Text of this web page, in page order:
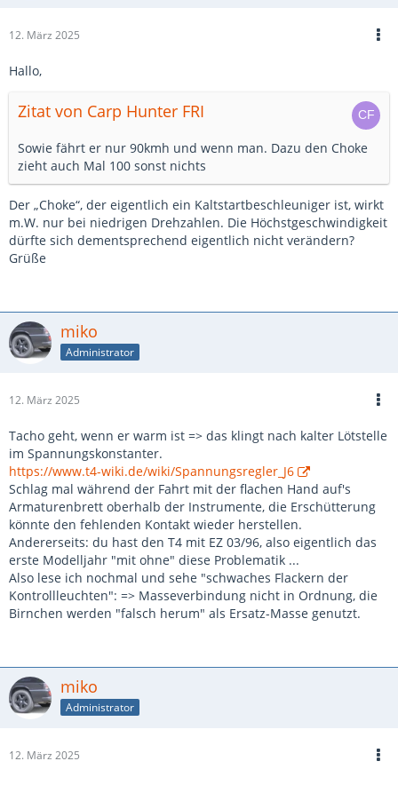
12. März 2025
Hallo,
Zitat von Carp Hunter FRI
Sowie fährt er nur 90kmh und wenn man. Dazu den Choke
zieht auch Mal 100 sonst nichts
Der „Choke“, der eigentlich ein Kaltstartbeschleuniger ist, wirkt
m.W. nur bei niedrigen Drehzahlen. Die Höchstgeschwindigkeit
dürfte sich dementsprechend eigentlich nicht verändern?
Grüße
miko
Administrator
12. März 2025
Tacho geht, wenn er warm ist => das klingt nach kalter Lötstelle
im Spannungskonstanter.
https://www.t4-wiki.de/wiki/Spannungsregler_J6
Schlag mal während der Fahrt mit der flachen Hand auf's
Armaturenbrett oberhalb der Instrumente, die Erschütterung
könnte den fehlenden Kontakt wieder herstellen.
Andererseits: du hast den T4 mit EZ 03/96, also eigentlich das
erste Modelljahr "mit ohne" diese Problematik ...
Also lese ich nochmal und sehe "schwaches Flackern der
Kontrollleuchten": => Masseverbindung nicht in Ordnung, die
Birnchen werden "falsch herum" als Ersatz-Masse genutzt.
miko
Administrator
12. März 2025